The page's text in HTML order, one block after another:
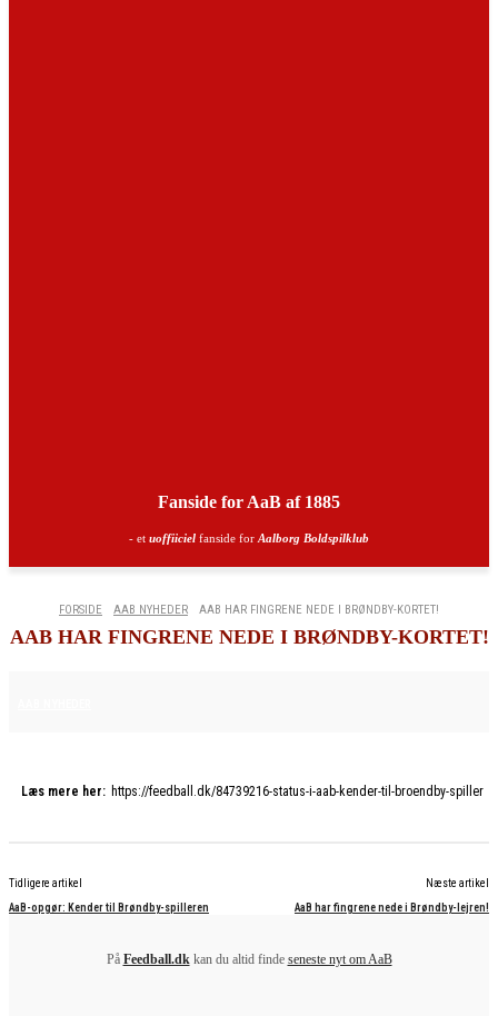
Fanside for AaB af 1885
- et uoffiiciel fanside for Aalborg Boldspilklub
FORSIDE AAB NYHEDER AAB HAR FINGRENE NEDE I BRØNDBY-KORTET!
AAB HAR FINGRENE NEDE I BRØNDBY-KORTET!
Læs mere her: https://feedball.dk/84739216-status-i-aab-kender-til-broendby-spiller
Tidligere artikel
AaB-opgør: Kender til Brøndby-spilleren
Næste artikel
AaB har fingrene nede i Brøndby-lejren!
På Feedball.dkkan du altid finde seneste nyt om AaB